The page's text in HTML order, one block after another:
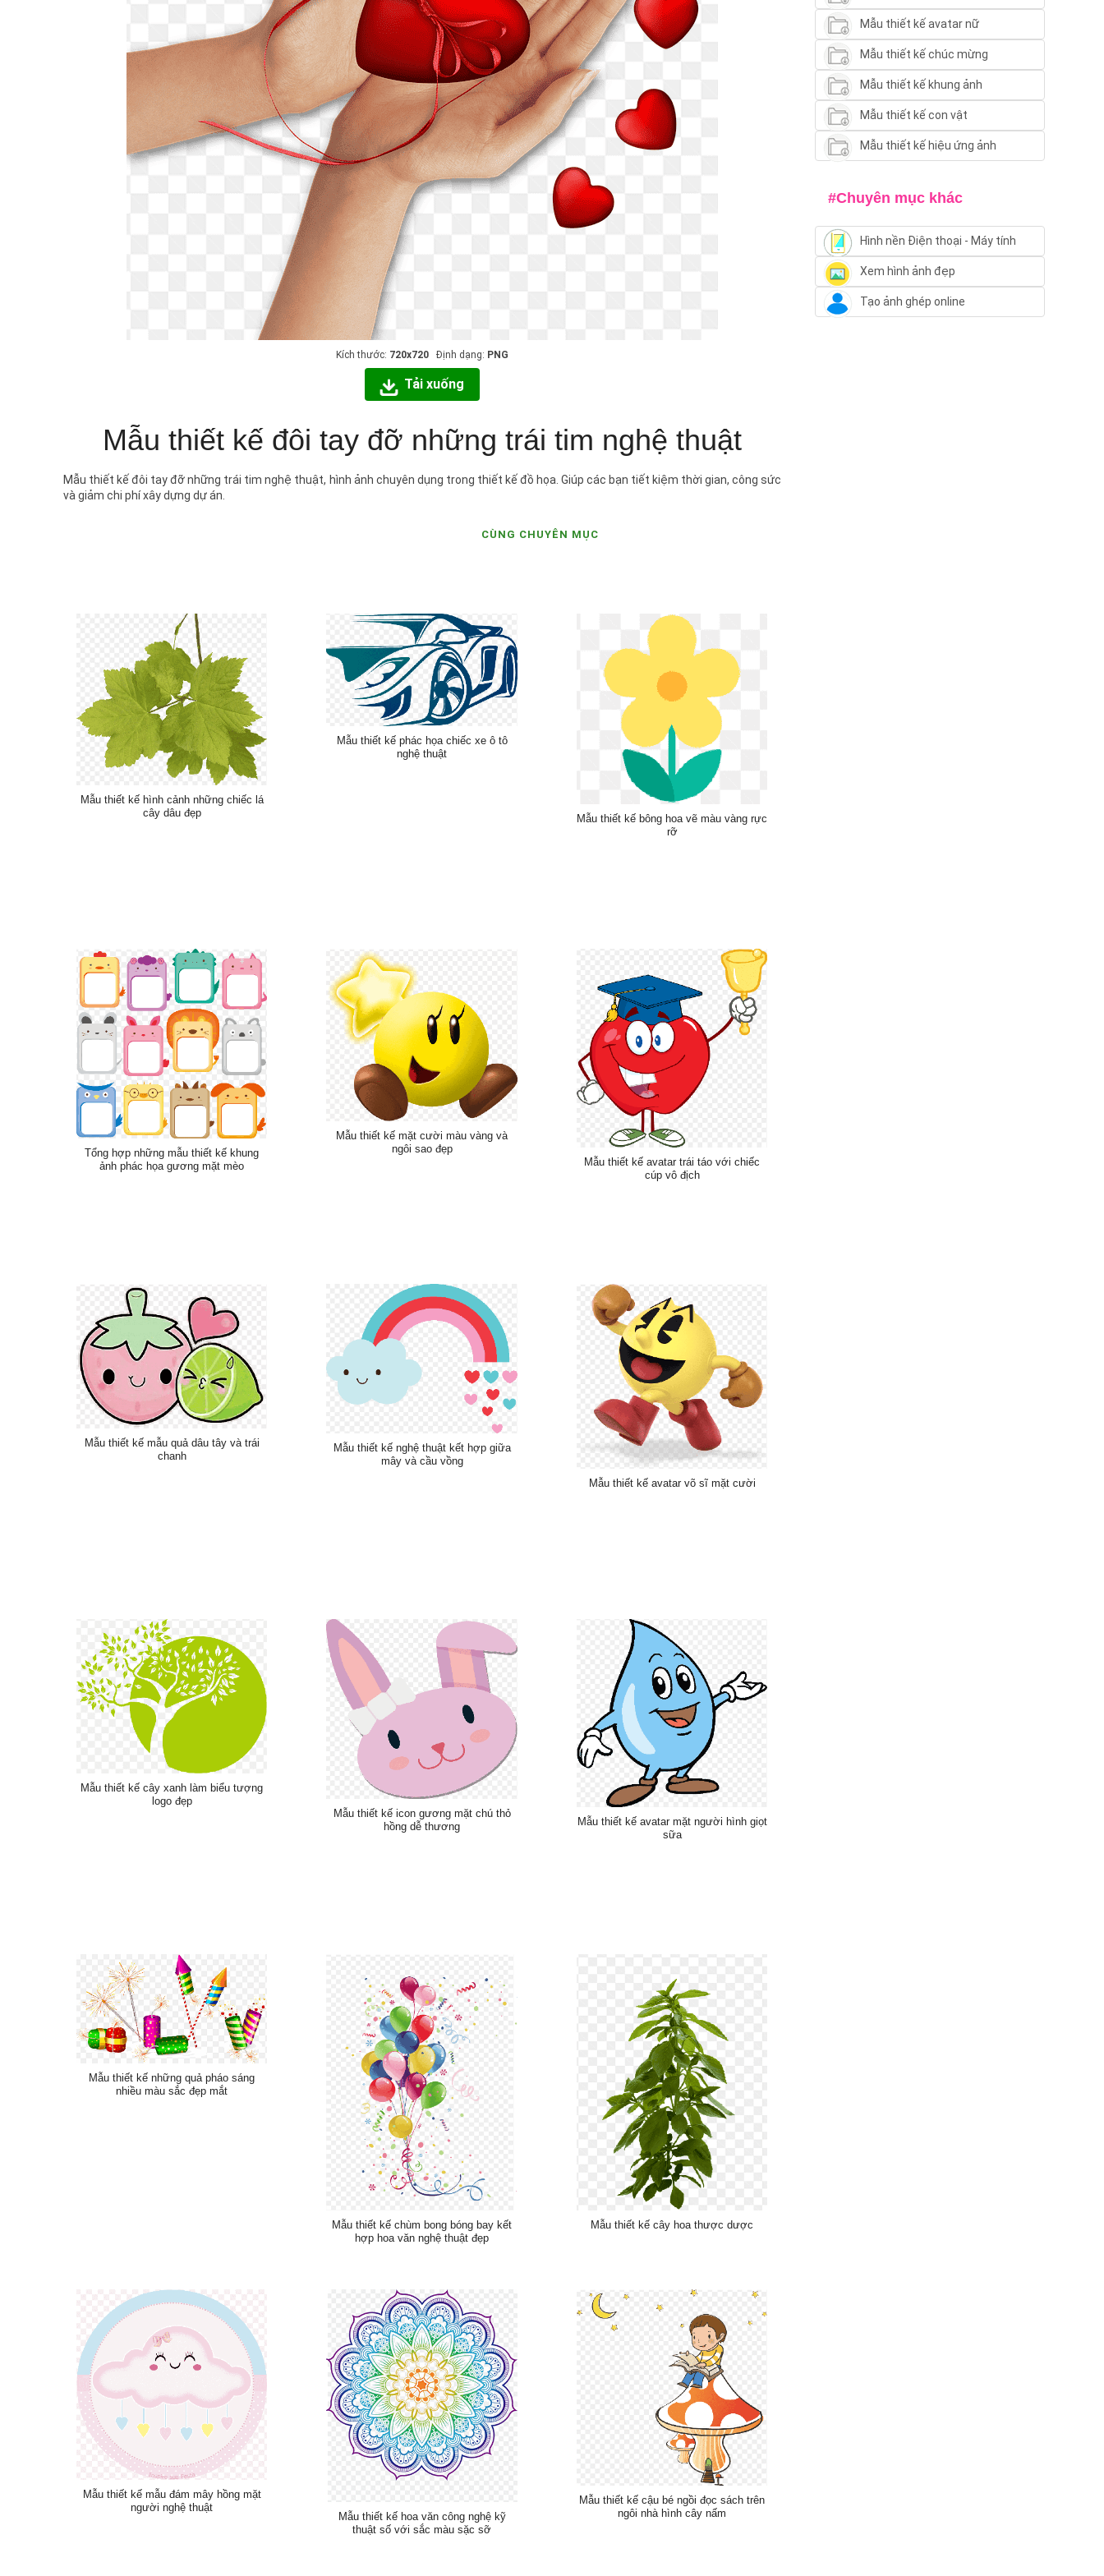
Kích thước: 720x720 Định dạng: PNG
Tải xuống
Mẫu thiết kế đôi tay đỡ những trái tim nghệ thuật
Mẫu thiết kế đôi tay đỡ những trái tim nghệ thuật, hình ảnh chuyên dụng trong thiết kế đồ họa. Giúp các bạn tiết kiệm thời gian, công sức
và giảm chi phí xây dựng dự án.
CÙNG CHUYÊN MỤC
Mẫu thiết kế hình cảnh những chiếc lá
cây dâu đẹp
Mẫu thiết kế phác họa chiếc xe ô tô
nghệ thuật
Mẫu thiết kế bông hoa vẽ màu vàng rực
rỡ
Tổng hợp những mẫu thiết kế khung
ảnh phác họa gương mặt mèo
Mẫu thiết kế mặt cười màu vàng và
ngôi sao đẹp
Mẫu thiết kế avatar trái táo với chiếc
cúp vô địch
Mẫu thiết kế mẫu quả dâu tây và trái
chanh
Mẫu thiết kế nghệ thuật kết hợp giữa
mây và cầu vồng
Mẫu thiết kế avatar võ sĩ mặt cười
Mẫu thiết kế cây xanh làm biểu tượng
logo đẹp
Mẫu thiết kế icon gương mặt chú thỏ
hồng dễ thương
Mẫu thiết kế avatar mặt người hình giọt
sữa
Mẫu thiết kế những quả pháo sáng
nhiều màu sắc đẹp mắt
Mẫu thiết kế chùm bong bóng bay kết
hợp hoa văn nghệ thuật đẹp
Mẫu thiết kế cây hoa thược dược
Mẫu thiết kế mẫu đám mây hồng mặt
người nghệ thuật
Mẫu thiết kế hoa văn công nghệ kỹ
thuật số với sắc màu sặc sỡ
Mẫu thiết kế cậu bé ngồi đọc sách trên
ngôi nhà hình cây nấm
Mẫu thiết kế avatar nữ
Mẫu thiết kế chúc mừng
Mẫu thiết kế khung ảnh
Mẫu thiết kế con vật
Mẫu thiết kế hiệu ứng ảnh
#Chuyên mục khác
Hình nền Điện thoại - Máy tính
Xem hình ảnh đẹp
Tạo ảnh ghép online